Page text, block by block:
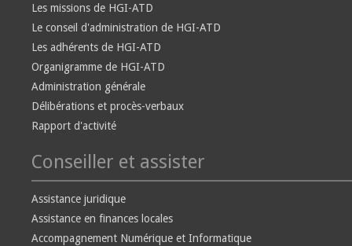
Les missions de HGI-ATD
Le conseil d'administration de HGI-ATD
Les adhérents de HGI-ATD
Organigramme de HGI-ATD
Administration générale
Délibérations et procès-verbaux
Rapport d'activité
Conseiller et assister
Assistance juridique
Assistance en finances locales
Accompagnement Numérique et Informatique